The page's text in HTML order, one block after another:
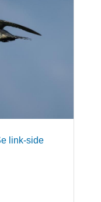
link-side